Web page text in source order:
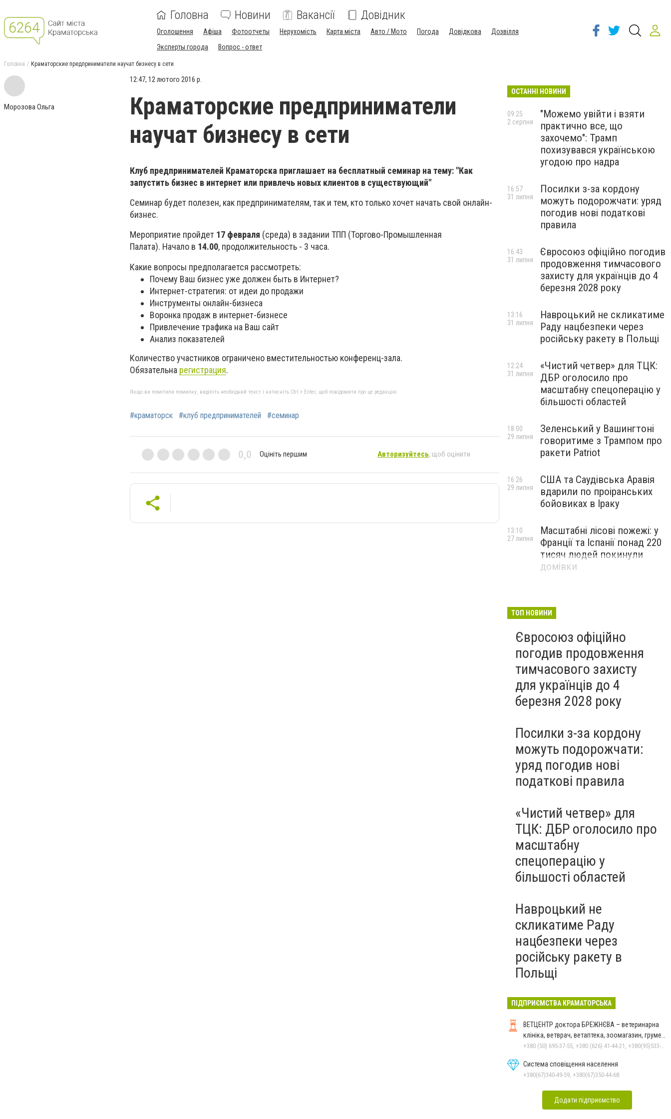
Головна Новини Вакансії Довідник
Оголошення Афіша Фотоотчеты Нерухомість Карта міста Авто / Мото Погода Довідкова
Дозвілля
Эксперты города
Вопрос - ответ
Головна Краматорские предприниматели научат бизнесу в сети
Морозова Ольга
12:47, 12 лютого 2016 р.
Краматорские предприниматели
научат бизнесу в сети
Клуб предпринимателей Краматорска приглашает на бесплатный семинар на тему: "Как
запустить бизнес в интернет или привлечь новых клиентов в существующий"
Семинар будет полезен, как предпринимателям, так и тем, кто только хочет начать свой онлайн-
бизнес.
Мероприятие пройдет 17 февраля (среда) в задании ТПП (Торгово-Промышленная
Палата). Начало в 14.00, продолжительность - 3 часа.
Какие вопросы предполагается рассмотреть:
Почему Ваш бизнес уже должен быть в Интернет?
Интернет-стратегия: от идеи до продажи
Инструменты онлайн-бизнеса
Воронка продаж в интернет-бизнесе
Привлечение трафика на Ваш сайт
Анализ показателей
Количество участников ограничено вместительностью конференц-зала.
Обязательна регистрация.
Якщо ви помітили помилку, виділіть необхідний текст і натисніть Ctrl + Enter, щоб повідомити про це редакцію
#краматорск #клуб предпринимателей #семинар
0,0 Оцініть першим Авторизуйтесь, щоб оцінити
ОСТАННІ НОВИНИ
"Можемо увійти і взяти
практично все, що
захочемо": Трамп
похизувався українською
угодою про надра
09:25
2 серпня
Посилки з-за кордону
можуть подорожчати: уряд
погодив нові податкові
правила
16:57
31 липня
Євросоюз офіційно погодив
продовження тимчасового
захисту для українців до 4
березня 2028 року
16:43
31 липня
Навроцький не скликатиме
Раду нацбезпеки через
російську ракету в Польщі
13:16
31 липня
«Чистий четвер» для ТЦК:
ДБР оголосило про
масштабну спецоперацію у
більшості областей
12:24
31 липня
Зеленський у Вашингтоні
говоритиме з Трампом про
ракети Patriot
18:00
29 липня
США та Саудівська Аравія
вдарили по проіранських
бойовиках в Іраку
16:26
29 липня
Масштабні лісові пожежі: у
Франції та Іспанії понад 220
тисяч людей покинули
домівки
13:10
27 липня
ТОП НОВИНИ
Євросоюз офіційно
погодив продовження
тимчасового захисту
для українців до 4
березня 2028 року
Посилки з-за кордону
можуть подорожчати:
уряд погодив нові
податкові правила
«Чистий четвер» для
ТЦК: ДБР оголосило про
масштабну
спецоперацію у
більшості областей
Навроцький не
скликатиме Раду
нацбезпеки через
російську ракету в
Польщі
ПІДПРИЄМСТВА КРАМАТОРСЬКА
ВЕТЦЕНТР доктора БРЕЖНЄВА – ветеринарна
клініка, ветврач, ветаптека, зоомагазин, грумер,
стрижки.
+380 (50) 695-37-55, +380 (626) 41-44-21, +380(95)533-90-03
Система сповіщення населення
+380(67)340-49-59, +380(67)350-44-68
Додати підприємство